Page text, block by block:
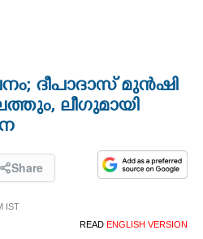
ദീപാദാസ് മുൻഷി
ലീഗുമായി
Share
IST
READ ENGLISH VERSION